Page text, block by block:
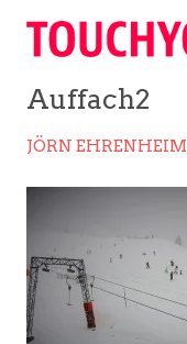
Auffach2
JÖRN EHRENHEIM